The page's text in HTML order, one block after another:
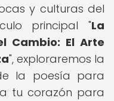
y culturas del
principal "La
Cambio: El Arte
", exploraremos la
la poesía para
tu corazón para